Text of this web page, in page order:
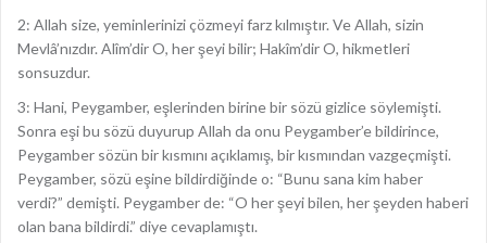
2: Allah size, yeminlerinizi çözmeyi farz kılmıştır. Ve Allah, sizin
Mevlâ’nızdır. Alîm’dir O, her şeyi bilir; Hakîm’dir O, hikmetleri
sonsuzdur.
3: Hani, Peygamber, eşlerinden birine bir sözü gizlice söylemişti.
Sonra eşi bu sözü duyurup Allah da onu Peygamber’e bildirince,
Peygamber sözün bir kısmını açıklamış, bir kısmından vazgeçmişti.
Peygamber, sözü eşine bildirdiğinde o: “Bunu sana kim haber
verdi?” demişti. Peygamber de: “O her şeyi bilen, her şeyden haberi
olan bana bildirdi.” diye cevaplamıştı.